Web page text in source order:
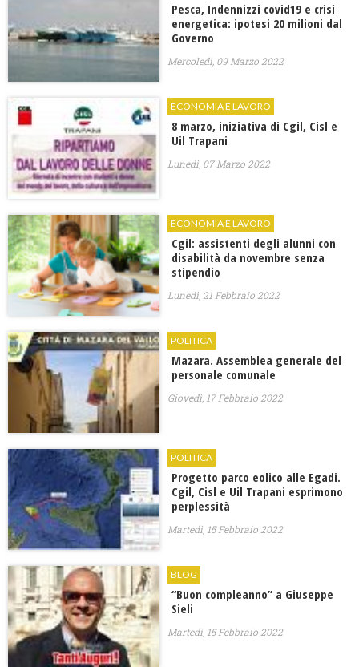
Pesca, Indennizzi covid19 e crisi
energetica: ipotesi 20 milioni dal
Governo
Mercoledì, 09 Marzo 2022
ECONOMIA E LAVORO
8 marzo, iniziativa di Cgil, Cisl e
Uil Trapani
Lunedì, 07 Marzo 2022
ECONOMIA E LAVORO
Cgil: assistenti degli alunni con
disabilità da novembre senza
stipendio
Lunedì, 21 Febbraio 2022
POLITICA
Mazara. Assemblea generale del
personale comunale
Giovedì, 17 Febbraio 2022
POLITICA
Progetto parco eolico alle Egadi.
Cgil, Cisl e Uil Trapani esprimono
perplessità
Martedì, 15 Febbraio 2022
BLOG
“Buon compleanno” a Giuseppe
Sieli
Martedì, 15 Febbraio 2022